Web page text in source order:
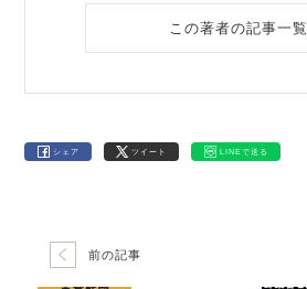
この著者の記事一覧
シェア ツイート LINEで送る
前の記事